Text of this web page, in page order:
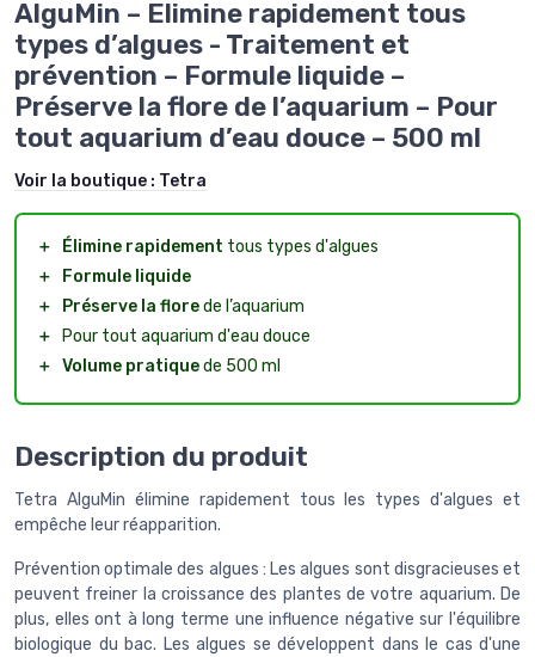
AlguMin – Elimine rapidement tous
types d’algues - Traitement et
prévention – Formule liquide –
Préserve la flore de l’aquarium – Pour
tout aquarium d’eau douce – 500 ml
Voir la boutique : Tetra
＋ Élimine rapidement tous types d'algues
＋
Formule liquide
＋
Préserve la florede l’aquarium
＋
Pour tout aquarium d'eau douce
＋ Volume pratiquede 500 ml
Description du produit
Tetra AlguMin élimine rapidement tous les types d'algues et
empêche leur réapparition.
Prévention optimale des algues : Les algues sont disgracieuses et
peuvent freiner la croissance des plantes de votre aquarium. De
plus, elles ont à long terme une influence négative sur l'équilibre
biologique du bac. Les algues se développent dans le cas d'une